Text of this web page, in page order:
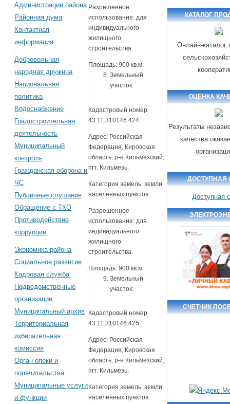
Администрации района
Районная дума
Контактная
информация
Добровольная
народная дружина
Национальная
политика
Водоснабжение
Градостроительная
деятельность
Муниципальный
контроль
Гражданская оборона и
ЧС
Публичные слушания
Обращение с ТКО
Противодействие
коррупции
Экономика района
Социальное развитие
Кадровая служба
Подведомственные
организации
Муниципальный архив
Территориальная
избирательная
комиссия
Орган опеки и
попечительства
Муниципальные услуги
и функции
Разрешенное
использование: для
индивидуального
жилищного
строительства.
Площадь: 900 кв.м.
Земельный
участок:
Кадастровый номер
43:11:310146:424
Адрес: Российская
Федерация, Кировская
область, р-н Кильмезский,
пгт. Кильмезь.
Категория земель: земли
населенных пунктов.
Разрешенное
использование: для
индивидуального
жилищного
строительства.
Площадь: 900 кв.м.
Земельный
участок:
Кадастровый номер
43:11:310146:425
Адрес: Российская
Федерация, Кировская
область, р-н Кильмезский,
пгт. Кильмезь.
Категория земель: земли
населенных пунктов.
КАТАЛОГ
Онлайн-каталог
ОЦЕНКА
Результаты
качества
ДОСТУПНАЯ
Доступная
СЧЕТЧИК